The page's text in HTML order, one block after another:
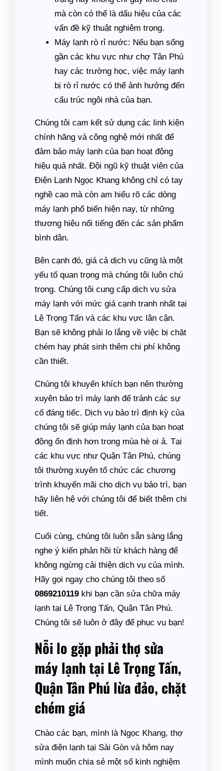
mà còn có thể là dấu hiệu của các
vấn đề kỹ thuật nghiêm trọng.
Máy lạnh rò rỉ nước: Nếu bạn sống
gần các khu vực như chợ Tân Phú
hay các trường học, việc máy lạnh
bị rò rỉ nước có thể ảnh hưởng đến
cấu trúc ngôi nhà của bạn.
Chúng tôi cam kết sử dụng các linh kiện
chính hãng và công nghệ mới nhất để
đảm bảo máy lạnh của bạn hoạt động
hiệu quả nhất. Đội ngũ kỹ thuật viên của
Điện Lạnh Ngọc Khang không chỉ có tay
nghề cao mà còn am hiểu rõ các dòng
máy lạnh phổ biến hiện nay, từ những
thương hiệu nổi tiếng đến các sản phẩm
bình dân.
Bên cạnh đó, giá cả dịch vụ cũng là một
yếu tố quan trọng mà chúng tôi luôn chú
trọng. Chúng tôi cung cấp dịch vụ sửa
máy lạnh với mức giá cạnh tranh nhất tại
Lê Trọng Tấn và các khu vực lân cận.
Bạn sẽ không phải lo lắng về việc bị chặt
chém hay phát sinh thêm chi phí không
cần thiết.
Chúng tôi khuyến khích bạn nên thường
xuyên bảo trì máy lạnh để tránh các sự
cố đáng tiếc. Dịch vụ bảo trì định kỳ của
chúng tôi sẽ giúp máy lạnh của bạn hoạt
động ổn định hơn trong mùa hè oi ả. Tại
các khu vực như Quận Tân Phú, chúng
tôi thường xuyên tổ chức các chương
trình khuyến mãi cho dịch vụ bảo trì, bạn
hãy liên hệ với chúng tôi để biết thêm chi
tiết.
Cuối cùng, chúng tôi luôn sẵn sàng lắng
nghe ý kiến phản hồi từ khách hàng để
không ngừng cải thiện dịch vụ của mình.
Hãy gọi ngay cho chúng tôi theo số
0869210119 khi bạn cần sửa chữa máy
lạnh tại Lê Trọng Tấn, Quận Tân Phú.
Chúng tôi sẽ luôn ở đây để phục vụ bạn!
Nỗi lo gặp phải thợ sửa
máy lạnh tại Lê Trọng Tấn,
Quận Tân Phú lừa đảo, chặt
chém giá
Chào các bạn, mình là Ngọc Khang, thợ
sửa điện lạnh tại Sài Gòn và hôm nay
mình muốn chia sẻ một số kinh nghiệm